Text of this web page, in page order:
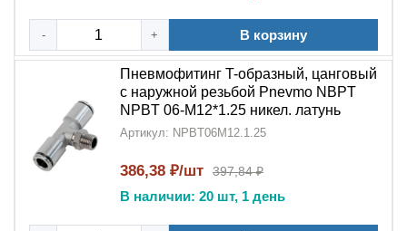
- + В корзину
Пневмофитинг T-образный, цанговый
с наружной резьбой Pnevmo NBPT
NPBT 06-M12*1.25 никел. латунь
Артикул: NPBT06M12.1.25
386,38 ₽/шт 397,84 ₽
В наличии: 20 шт, 1 день